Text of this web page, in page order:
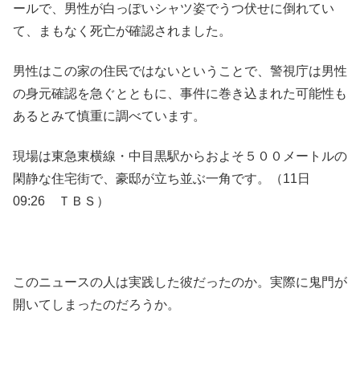
ールで、男性が白っぽいシャツ姿でうつ伏せに倒れてい
て、まもなく死亡が確認されました。
男性はこの家の住民ではないということで、警視庁は男性
の身元確認を急ぐとともに、事件に巻き込まれた可能性も
あるとみて慎重に調べています。
現場は東急東横線・中目黒駅からおよそ５００メートルの
閑静な住宅街で、豪邸が立ち並ぶ一角です。（11日
09:26 ＴＢＳ）
このニュースの人は実践した彼だったのか。実際に鬼門が
開いてしまったのだろうか。